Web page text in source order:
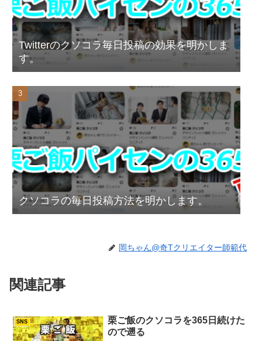
Twitterのクソコラ毎日投稿の効果を明かしま
す。
クソコラの毎日投稿方法を明かします。
岡ちゃん@奇Tクリエイター師範代
関連記事
SNS
栗ご飯のクソコラを365日続けた
ので遡る